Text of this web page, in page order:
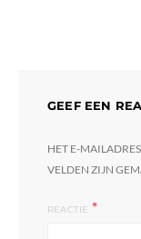
GEEF EEN
HET E-
VELDEN ZIJN
REACTIE